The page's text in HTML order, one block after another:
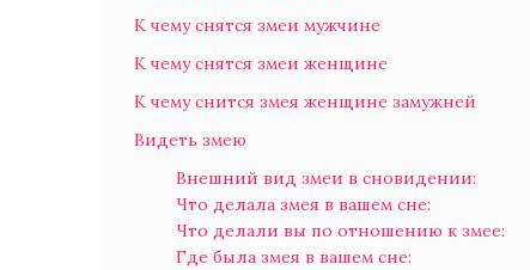
К чему снятся змеи мужчине
К чему снятся змеи женщине
К чему снится змея женщине замужней
Видеть змею
Внешний вид змеи в сновидении:
Что делала змея в вашем сне:
Что делали вы по отношению к змее:
Где была змея в вашем сне: